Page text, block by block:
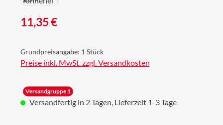
Regulärer Preis:
11,35 €
Grundpreisangabe: 1 Stück
Preise inkl. MwSt. zzgl. Versandkosten
Versandgruppe 1
Versandfertig in 2 Tagen, Lieferzeit 1-3 Tage